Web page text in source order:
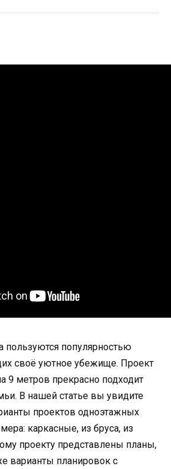
популярностью
своё уютное убежище. Проект
9 метров прекрасно подходит
В нашей статье вы увидите
проектов одноэтажных
каркасные, из бруса, из
проекту представлены планы,
варианты планировок с